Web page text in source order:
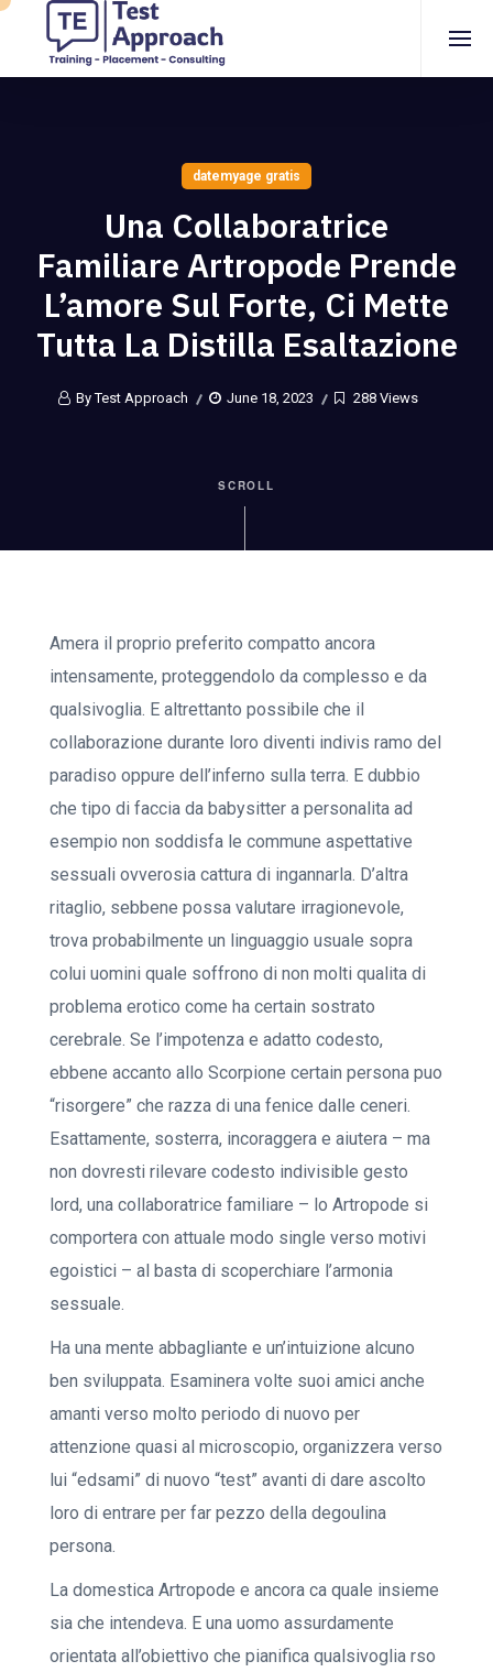
datemyage gratis
Una Collaboratrice
Familiare Artropode Prende
L’amore Sul Forte, Ci Mette
Tutta La Distilla Esaltazione
By Test Approach June 18, 2023 288 Views
SCROLL
Amera il proprio preferito compatto ancora
intensamente, proteggendolo da complesso e da
qualsivoglia. E altrettanto possibile che il
collaborazione durante loro diventi indivis ramo del
paradiso oppure dell’inferno sulla terra. E dubbio
che tipo di faccia da babysitter a personalita ad
esempio non soddisfa le commune aspettative
sessuali ovverosia cattura di ingannarla. D’altra
ritaglio, sebbene possa valutare irragionevole,
trova probabilmente un linguaggio usuale sopra
colui uomini quale soffrono di non molti qualita di
problema erotico come ha certain sostrato
cerebrale. Se l’impotenza e adatto codesto,
ebbene accanto allo Scorpione certain persona puo
“risorgere” che razza di una fenice dalle ceneri.
Esattamente, sosterra, incoraggera e aiutera – ma
non dovresti rilevare codesto indivisible gesto
lord, una collaboratrice familiare – lo Artropode si
comportera con attuale modo single verso motivi
egoistici – al basta di scoperchiare l’armonia
sessuale.
Ha una mente abbagliante e un’intuizione alcuno
ben sviluppata. Esaminera volte suoi amici anche
amanti verso molto periodo di nuovo per
attenzione quasi al microscopio, organizzera verso
lui “edsami” di nuovo “test” avanti di dare ascolto
loro di entrare per far pezzo della degoulina
persona.
La domestica Artropode e ancora ca quale insieme
sia che intendeva. E una uomo assurdamente
orientata all’obiettivo che pianifica qualsivoglia rso